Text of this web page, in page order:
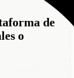
de
o